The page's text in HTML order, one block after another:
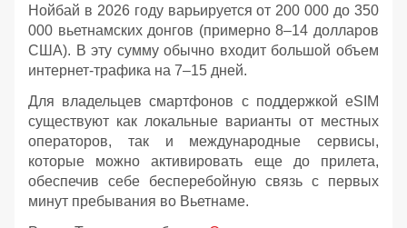
Нойбай в 2026 году варьируется от 200 000 до 350
000 вьетнамских донгов (примерно 8–14 долларов
США). В эту сумму обычно входит большой объем
интернет-трафика на 7–15 дней.
Для владельцев смартфонов с поддержкой eSIM
существуют как локальные варианты от местных
операторов, так и международные сервисы,
которые можно активировать еще до прилета,
обеспечив себе бесперебойную связь с первых
минут пребывания во Вьетнаме.